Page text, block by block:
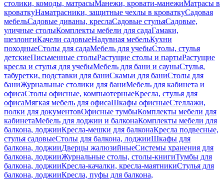
столики, комоды, матрасыМанежи, кровати-манежиМатрасы в
кроваткуНаматрасники, защитные чехлы в кроваткуСадовая
мебельСадовые диваны, креслаСадовые стульяСадовые,
уличные столыКомплекты мебели для садаГамаки,
шезлонгиКачели садовыеНадувная мебельКухни
походныеСтолы для садаМебель для учебыСтолы, стулья
детскиеПисьменные столыРастущие столы и партыРастущие
кресла и стулья для учебыМебель для бани и сауныСтулья,
табуретки, подставки для баниСкамьи для баниСтолы для
баниЖурнальные столики для баниМебель для кабинета и
офисаСтолы офисные, компьютерныеКресла, стулья для
офисаМягкая мебель для офисаШкафы офисныеСтеллажи,
полки для документовОфисные тумбыКомплекты мебели для
кабинетаМебель для лоджии и балконаКомплекты мебели для
балкона, лоджииКресла-мешки для балконаКресла подвесные,
стулья садовыеСтолы для балкона, лоджииШкафы для
балкона, лоджииДверцы жалюзийныеСистемы хранения для
балкона, лоджииЖурнальные столы, столы-книгиТумбы для
балкона, лоджииКресла-качалки, кресла-маятникиСтулья для
балкона, лоджииКресла, пуфы для балкона,